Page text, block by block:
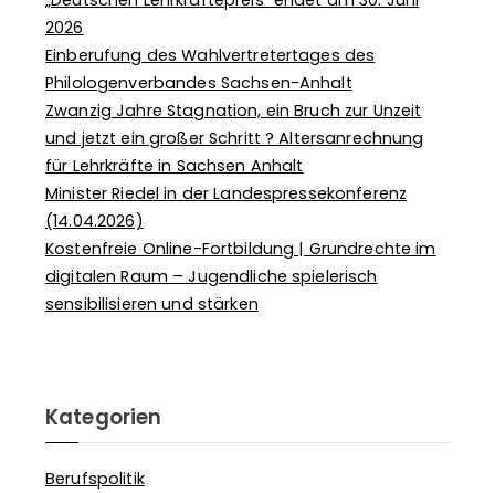
2026
Einberufung des Wahlvertretertages des
Philologenverbandes Sachsen-Anhalt
Zwanzig Jahre Stagnation, ein Bruch zur Unzeit
und jetzt ein großer Schritt ? Altersanrechnung
für Lehrkräfte in Sachsen Anhalt
Minister Riedel in der Landespressekonferenz
(14.04.2026)
Kostenfreie Online-Fortbildung | Grundrechte im
digitalen Raum – Jugendliche spielerisch
sensibilisieren und stärken
Kategorien
Berufspolitik